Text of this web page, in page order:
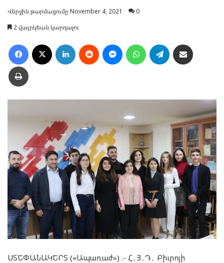
Վերջին թարմացումը November 4, 2021
0
2 վայրկեան կարդալու
Facebook LinkedIn Reddit MessengerWhatsAppTelegram
Տպել
ՍՏԵՓԱՆԱԿԵՐՏ («Ապառաժ») .- Հ․Յ․Դ․ Բիւրոյի